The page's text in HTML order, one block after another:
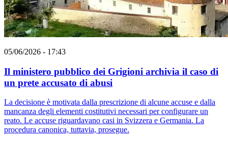
05/06/2026 - 17:43
Il ministero pubblico dei Grigioni archivia il caso di
un prete accusato di abusi
La decisione è motivata dalla prescrizione di alcune accuse e dalla
mancanza degli elementi costitutivi necessari per configurare un
reato. Le accuse riguardavano casi in Svizzera e Germania. La
procedura canonica, tuttavia, prosegue.